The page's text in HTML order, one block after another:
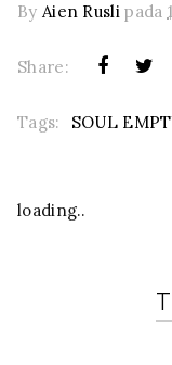
By Aien Rusli pada
Share:
Tags: SOUL
loading..